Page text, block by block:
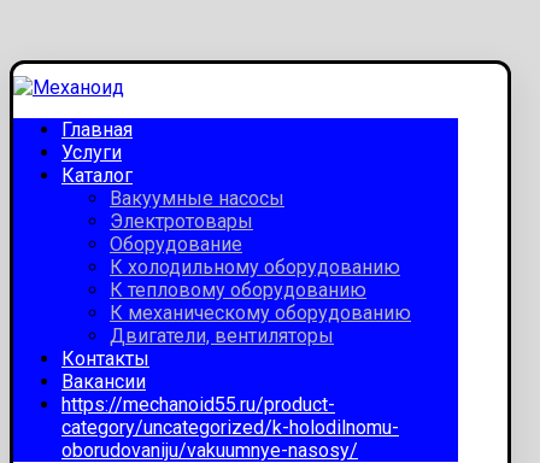
Главная
Услуги
Каталог
Вакуумные насосы
Электротовары
Оборудование
К холодильному оборудованию
К тепловому оборудованию
К механическому оборудованию
Двигатели, вентиляторы
Контакты
Вакансии
https://mechanoid55.ru/product-
category/uncategorized/k-holodilnomu-
oborudovaniju/vakuumnye-nasosy/